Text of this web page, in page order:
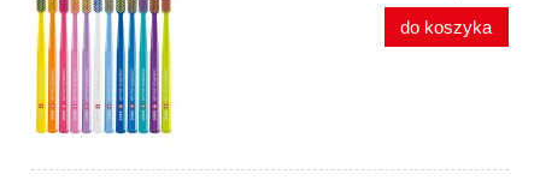
do koszyka